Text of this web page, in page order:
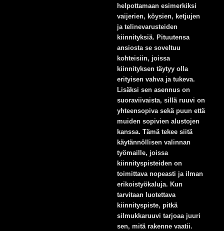
helpottamaan esimerkiksi
vaijerien, köysien, ketjujen
ja telinevarusteiden
kiinnityksiä. Pituutensa
ansiosta se soveltuu
kohteisiin, joissa
kiinnityksen täytyy olla
erityisen vahva ja tukeva.
Lisäksi sen asennus on
suoraviivaista, sillä ruuvi on
yhteensopiva sekä puun että
muiden sopivien alustojen
kanssa. Tämä tekee siitä
käytännöllisen valinnan
työmaille, joissa
kiinnityspisteiden on
toimittava nopeasti ja ilman
erikoistyökaluja. Kun
tarvitaan luotettava
kiinnityspiste, pitkä
silmukkaruuvi tarjoaa juuri
sen, mitä rakenne vaatii.